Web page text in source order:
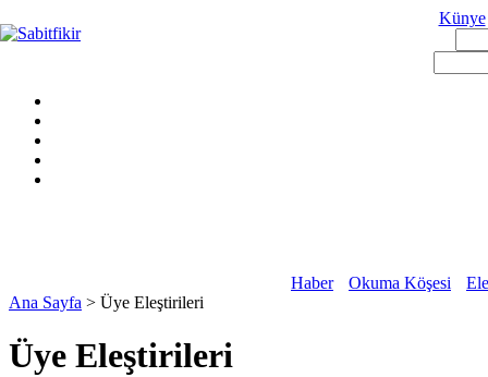
Künye
Haber Okuma Köşesi
Ana Sayfa > Üye Eleştirileri
Üye Eleştirileri